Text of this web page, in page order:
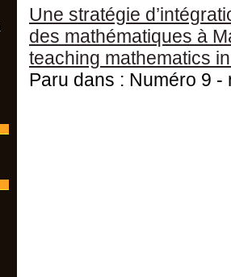
Une stratégie
des mathématiques à
teaching mathematics
Paru dans : Numéro 9 -